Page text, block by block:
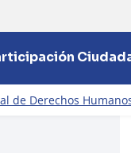
de Derechos